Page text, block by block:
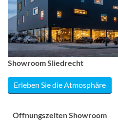
Showroom Sliedrecht
Erleben Sie die Atmosphäre
Öffnungszeiten Showroom